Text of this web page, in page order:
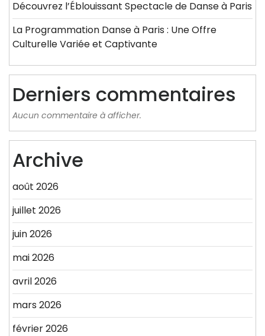
Découvrez l’Éblouissant Spectacle de Danse à Paris
La Programmation Danse à Paris : Une Offre
Culturelle Variée et Captivante
Derniers commentaires
Aucun commentaire à afficher.
Archive
août 2026
juillet 2026
juin 2026
mai 2026
avril 2026
mars 2026
février 2026